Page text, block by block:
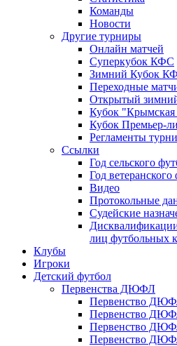
Команды
Новости
Другие турниры
Онлайн матчей
Суперкубок КФС
Зимний Кубок
Переходные
Открытый
Кубок "Крымская
Кубок Премьер-
Регламенты
Ссылки
Год сельского
Год
Видео
Протокольные
Судейские
лиц футбольных
Клубы
Игроки
Детский футбол
Первенства ДЮФЛ
Первенство
Первенство
Первенство
Первенство